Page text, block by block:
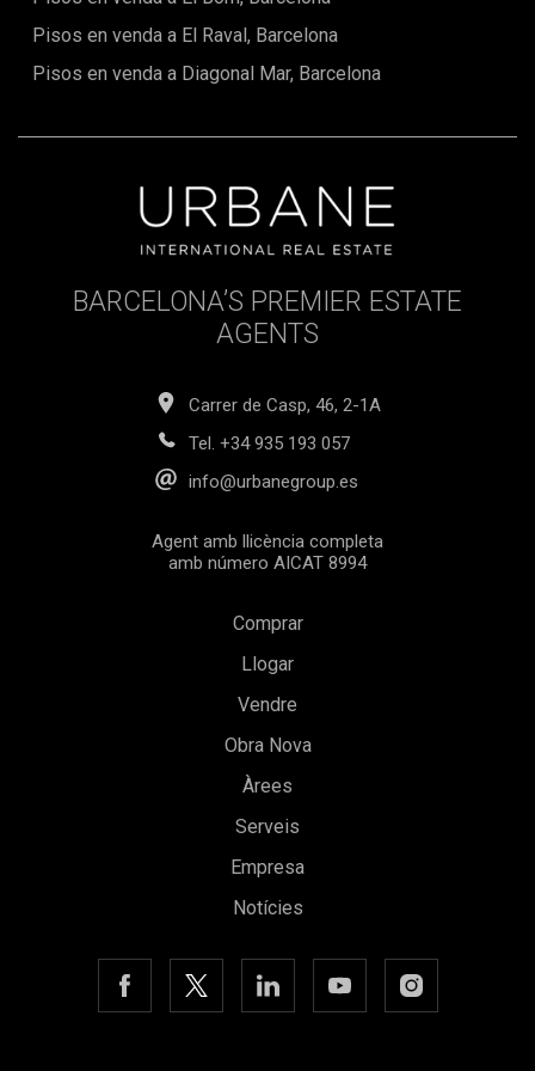
Pisos en venda a El Raval, Barcelona
Pisos en venda a Diagonal Mar, Barcelona
BARCELONA’S PREMIER ESTATE
AGENTS
Carrer de Casp, 46, 2-1A
Tel. +34 935 193 057
info@urbanegroup.es
Agent amb llicència completa
amb número AICAT 8994
Comprar
Llogar
Vendre
Obra Nova
Àrees
Serveis
Empresa
Notícies